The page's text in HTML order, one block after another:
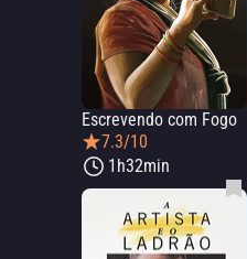
Escrevendo com Fogo
7.3/10
1h32min